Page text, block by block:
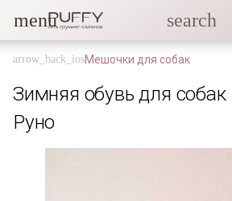
menu search
Мешочки для собак
Зимняя обувь для
Руно